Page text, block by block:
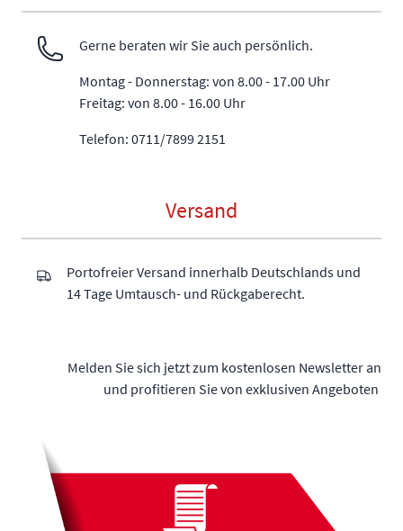
Gerne beraten wir Sie auch persönlich.
Montag - Donnerstag: von 8.00 - 17.00 Uhr
Freitag: von 8.00 - 16.00 Uhr
Telefon: 0711/7899 2151
Versand
Portofreier Versand innerhalb Deutschlands und
14 Tage Umtausch- und Rückgaberecht.
Melden Sie sich jetzt zum kostenlosen Newsletter an
und profitieren Sie von exklusiven Angeboten